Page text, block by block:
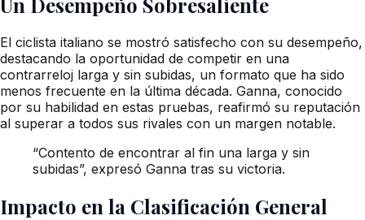
El ciclista italiano se mostró satisfecho con su desempeño,
destacando la oportunidad de competir en una
contrarreloj larga y sin subidas, un formato que ha sido
menos frecuente en la última década. Ganna, conocido
por su habilidad en estas pruebas, reafirmó su reputación
al superar a todos sus rivales con un margen notable.
“Contento de encontrar al fin una larga y sin
subidas”, expresó Ganna tras su victoria.
Impacto en la Clasificación General